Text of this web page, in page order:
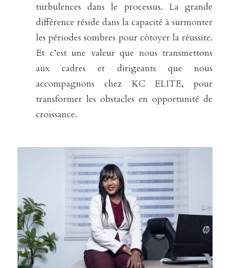
turbulences dans le processus. La grande
différence réside dans la capacité à surmonter
les périodes sombres pour côtoyer la réussite.
Et c’est une valeur que nous transmettons
aux cadres et dirigeants que nous
accompagnons chez KC ELITE, pour
transformer les obstacles en opportunité de
croissance.